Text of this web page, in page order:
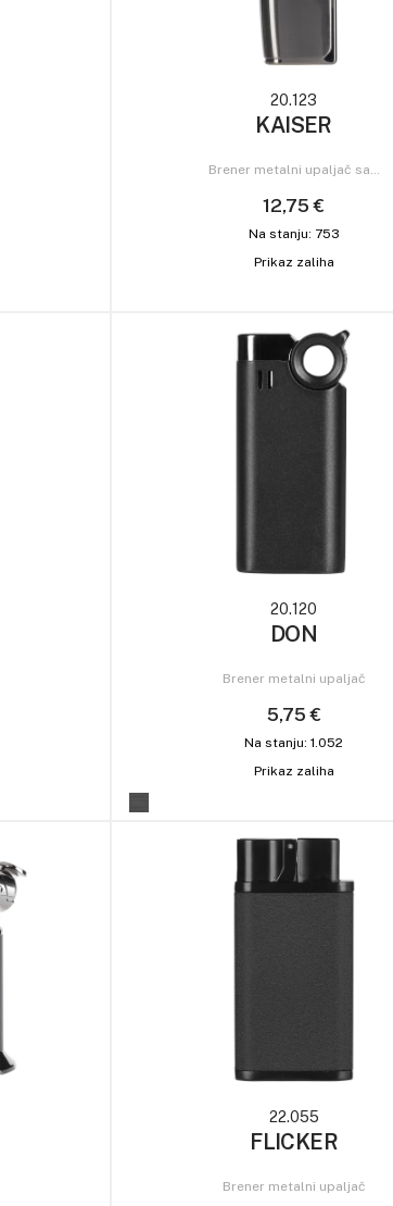
20.123
KAISER
Brener metalni upaljač sa…
12,75 €
Na stanju: 753
Prikaz zaliha
20.120
DON
Brener metalni upaljač
5,75 €
Na stanju: 1.052
Prikaz zaliha
22.055
FLICKER
Brener metalni upaljač